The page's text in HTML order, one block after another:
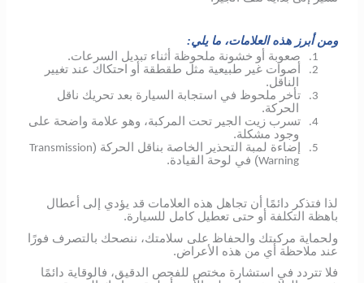
ومن أبرز هذه العلامات، ما يلي:
1. صعوبة أو خشونة ملحوظة أثناء تبديل السرعات.
2.
أصوات غير طبيعية مثل طقطقة أو احتكاك عند تغيير
الناقل.
3.
تأخر ملحوظ في استجابة السيارة بعد تحريك ناقل
الحركة.
4.
تسرب زيت الجير تحت المركبة، وهو علامة واضحة على
وجود مشكلة.
5. إضاءة لمبة التحذير الخاصة بناقل الحركة (Transmission
Warning) في لوحة القيادة.
لذا فتذكر دائمًا أن تجاهل هذه العلامات قد يؤدي إلى أعطال
باهظة التكلفة أو حتى تعطيل كامل للسيارة.
ولحماية مركبتك والحفاظ على سلامتك، ننصحك بالتصرف فورًا
عند ملاحظة أي من هذه الأعراض.
فلا تتردد في استشارة مختص للفحص الدقيق، فالوقاية دائمًا